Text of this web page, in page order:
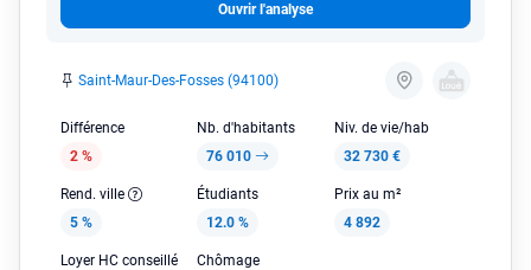
Ouvrir l'analyse
Saint-Maur-Des-Fosses (94100)
Différence
2 %
Nb. d'habitants
76 010
Niv. de vie/hab
32 730 €
Rend. ville
5 %
Étudiants
12.0 %
Prix au m²
4 892
Loyer HC conseillé
Chômage